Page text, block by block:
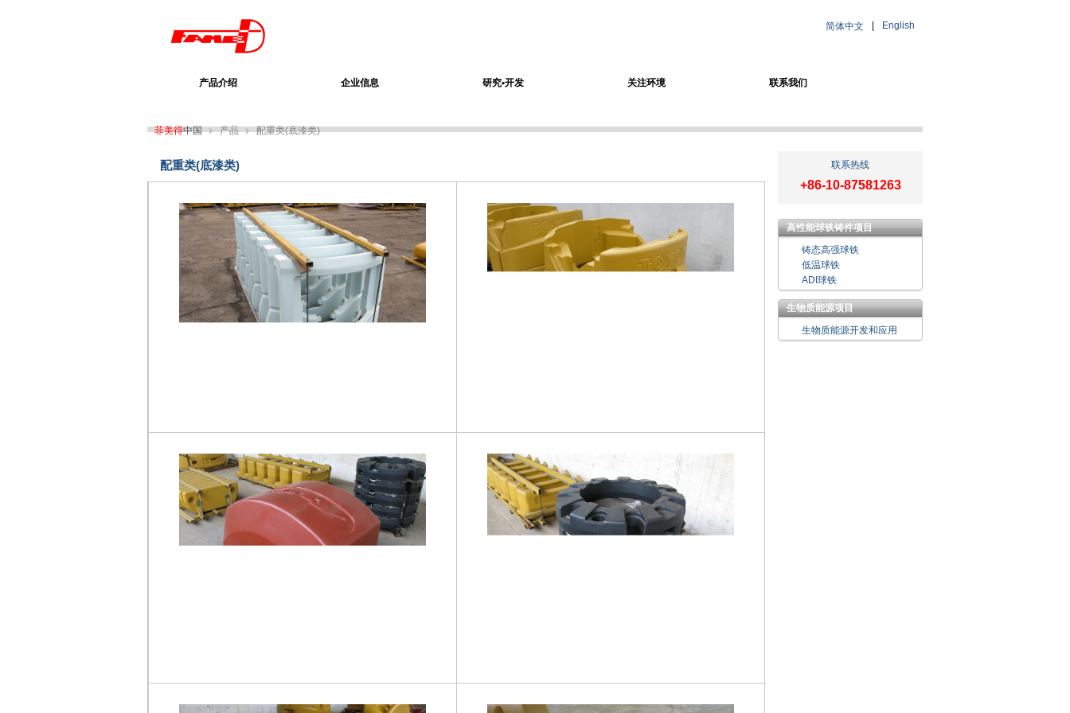
English
简体中文
产品介绍 企业信息 研究•开发 关注环境 联系我们
菲美得中国 产品 配重类(底漆类)
配重类(底漆类) 联系热线
+86-10-87581263
高性能球铁铸件项目
铸态高强球铁
低温球铁
ADI球铁
生物质能源项目
生物质能源开发和应用